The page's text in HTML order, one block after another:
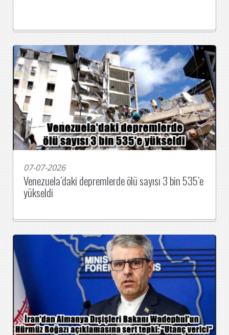
07-07-2026
Venezuela’daki depremlerde ölü sayısı 3 bin 535’e
yükseldi